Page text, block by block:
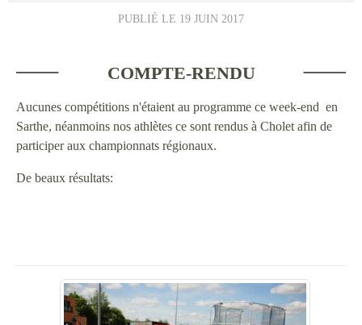
PUBLIÉ LE 19 JUIN 2017
COMPTE-RENDU
Aucunes compétitions n'étaient au programme ce week-end en
Sarthe, néanmoins nos athlètes ce sont rendus à Cholet afin de
participer aux championnats régionaux.
De beaux résultats: